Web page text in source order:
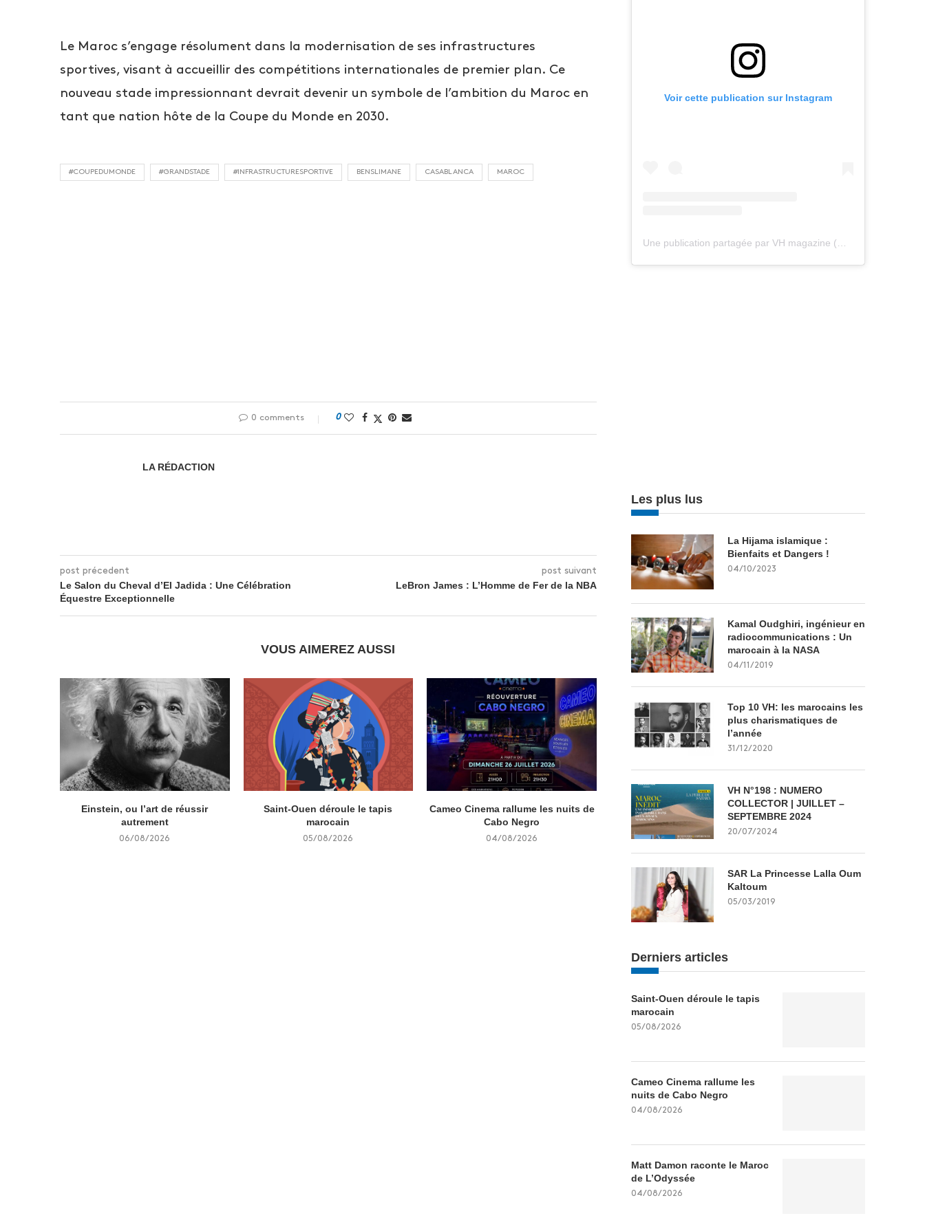
Le Maroc s’engage résolument dans la modernisation de ses infrastructures
sportives, visant à accueillir des compétitions internationales de premier plan. Ce
nouveau stade impressionnant devrait devenir un symbole de l’ambition du Maroc en
tant que nation hôte de la Coupe du Monde en 2030.
#COUPEDUMONDE #GRANDSTADE #INFRASTRUCTURESPORTIVE BENSLIMANE CASABLANCA MAROC
0 comments 0
LA RÉDACTION
post précedent
Le Salon du Cheval d’El Jadida : Une Célébration
Équestre Exceptionnelle
post suivant
LeBron James : L’Homme de Fer de la NBA
VOUS AIMEREZ AUSSI
Einstein, ou l’art de réussir
autrement
06/08/2026
Saint-Ouen déroule le tapis
marocain
05/08/2026
Cameo Cinema rallume les nuits de
Cabo Negro
04/08/2026
Voir cette publication sur Instagram
Les plus lus
La Hijama islamique :
Bienfaits et Dangers !
04/10/2023
Kamal Oudghiri, ingénieur en
radiocommunications : Un
marocain à la NASA
04/11/2019
Top 10 VH: les marocains les
plus charismatiques de
l’année
31/12/2020
VH N°198 : NUMERO
COLLECTOR | JUILLET –
SEPTEMBRE 2024
20/07/2024
SAR La Princesse Lalla Oum
Kaltoum
05/03/2019
Derniers articles
Saint-Ouen déroule le tapis
marocain
05/08/2026
Cameo Cinema rallume les
nuits de Cabo Negro
04/08/2026
Matt Damon raconte le Maroc
de L’Odyssée
04/08/2026